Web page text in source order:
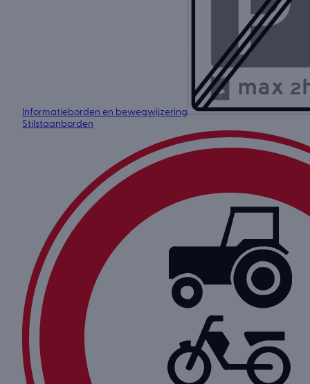
Informatieborden en bewegwijzering
Stilstaanborden